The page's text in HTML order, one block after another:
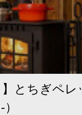
】とちぎペ